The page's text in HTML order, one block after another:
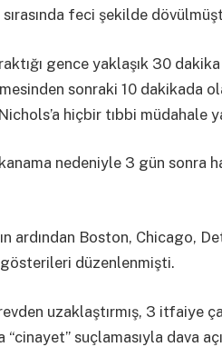
feci şekilde
gence yaklaşık 30
sonraki 10 dakikada
hiçbir tıbbi müdahale
nedeniyle 3 gün sonra
ardından Boston, Chicago,
düzenlenmişti.
uzaklaştırmış, 3 itfaiye
suçlamasıyla dava